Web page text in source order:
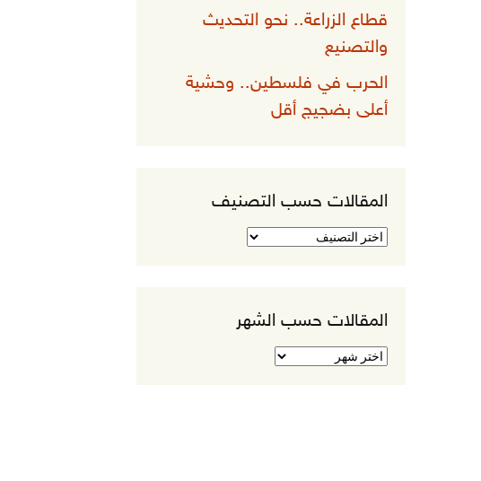
قطاع الزراعة.. نحو التحديث
والتصنيع
الحرب في فلسطين.. وحشية
أعلى بضجيج أقل
المقالات حسب التصنيف
المقالات
المقالات حسب الشهر
المقالات